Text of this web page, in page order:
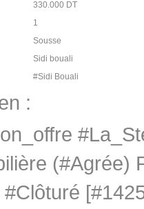
330.000 DT
1
Sousse
Sidi bouali
#Sidi Bouali
:
(#Agrée)